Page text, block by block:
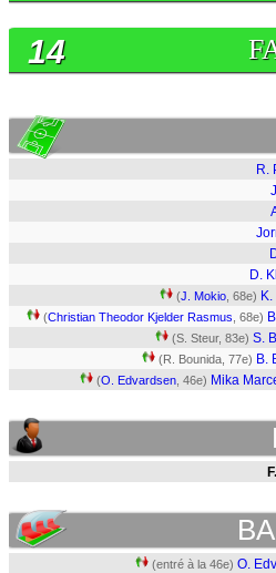
14
R.
D.
(J. Mokio , 68e)
(Christian Theodor Kjelder Rasmus , 68e)
(S. Steur, 83e) S.
(R. Bounida, 77e) B.
(O. Edvardsen , 46e) Mika
(entré à la 46e) O.